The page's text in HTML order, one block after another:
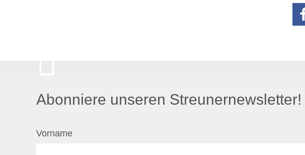
Abonniere unseren Streunernewsletter!
Vorname